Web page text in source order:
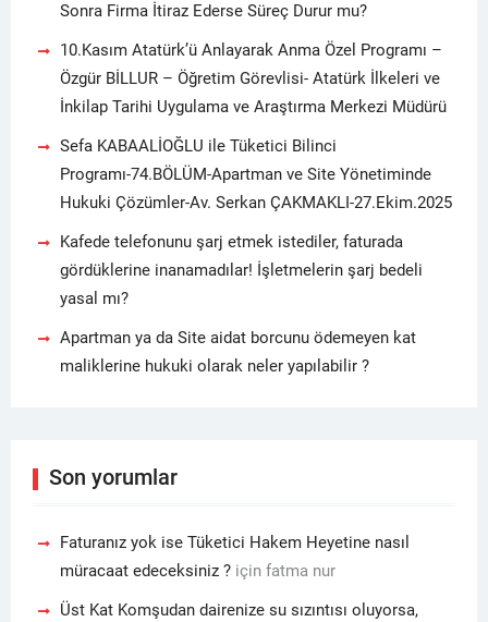
Sonra Firma İtiraz Ederse Süreç Durur mu?
10.Kasım Atatürk’ü Anlayarak Anma Özel Programı –
Özgür BİLLUR – Öğretim Görevlisi- Atatürk İlkeleri ve
İnkilap Tarihi Uygulama ve Araştırma Merkezi Müdürü
Sefa KABAALİOĞLU ile Tüketici Bilinci
Programı-74.BÖLÜM-Apartman ve Site Yönetiminde
Hukuki Çözümler-Av. Serkan ÇAKMAKLI-27.Ekim.2025
Kafede telefonunu şarj etmek istediler, faturada
gördüklerine inanamadılar! İşletmelerin şarj bedeli
yasal mı?
Apartman ya da Site aidat borcunu ödemeyen kat
maliklerine hukuki olarak neler yapılabilir ?
Son yorumlar
Faturanız yok ise Tüketici Hakem Heyetine nasıl
müracaat edeceksiniz ?için fatma nur
Üst Kat Komşudan dairenize su sızıntısı oluyorsa,